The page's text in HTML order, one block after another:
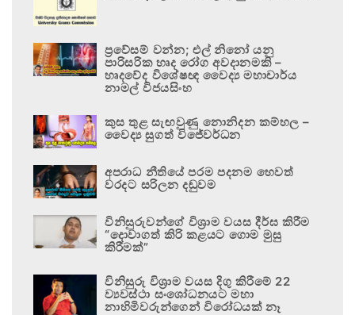
ප්‍රවේසම් වන්න; එල් නිනෝ යනු
පාරිසරික හෘද රෝග අවදානමකි –
හෘදවේද විශේෂඥ වෛද්‍ය මහාචාර්ය
නාමල් විජයසිංහ
කුස තුළ සැඟවුණු නොනිදන කම්හල –
වෛද්‍ය සුගත් විජේවර්ධන
අපරාධ නීතියේ පරම පදනම හෙවත්
වරදට සරිලන දඬුවම
විනිසුරුවන්ගේ විශ්‍රාම වයස දීර්ඝ කිරීම
“දොවාගත් කිරි කළයට ගොම මුසු
කිරීමක්”
විනිසුරු විශ්‍රාම වයස දිගු කිරීමේ 22
ව්‍යවස්ථා සංශෝධනයට මහා
නාහිමිවරුන්ගෙන් විරෝධයක් නෑ